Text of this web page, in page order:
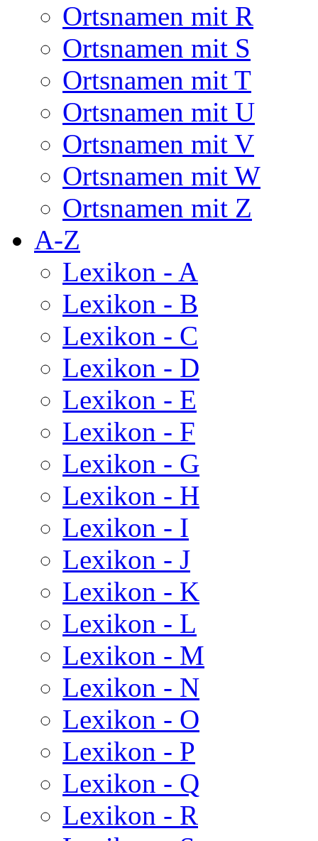
Ortsnamen mit R
Ortsnamen mit S
Ortsnamen mit T
Ortsnamen mit U
Ortsnamen mit V
Ortsnamen mit W
Ortsnamen mit Z
A-Z
Lexikon - A
Lexikon - B
Lexikon - C
Lexikon - D
Lexikon - E
Lexikon - F
Lexikon - G
Lexikon - H
Lexikon - I
Lexikon - J
Lexikon - K
Lexikon - L
Lexikon - M
Lexikon - N
Lexikon - O
Lexikon - P
Lexikon - Q
Lexikon - R